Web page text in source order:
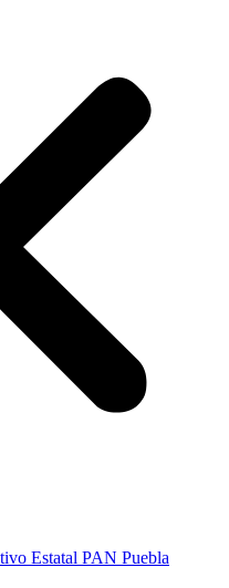
Estatal PAN Puebla